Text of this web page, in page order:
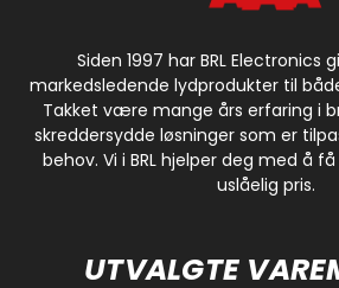
Siden 1997 har BRL Electronics
markedsledende lydprodukter til
Takket være mange års erfaring i
skreddersydde løsninger som er
behov. Vi i BRL hjelper deg med å
uslåelig pris.
UTVALGTE